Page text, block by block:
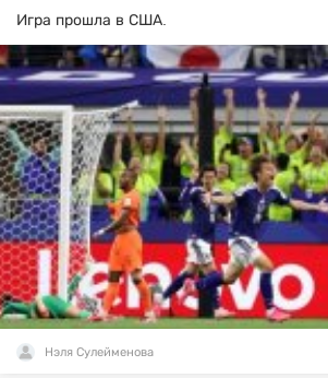
Игра прошла в США.
Нэля Сулейменова